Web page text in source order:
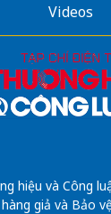
Videos
hiệu và Công
giả và Bảo